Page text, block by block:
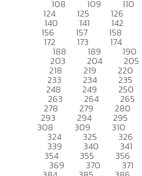
108 109 110
124 125 126
140 141 142
156 157 158
172 173 174
188 189 190
203 204 205
218 219 220
233 234 235
248 249 250
263 264 265
278 279 280
293 294 295
308 309 310
324 325 326
339 340 341
354 355 356
369 370 371